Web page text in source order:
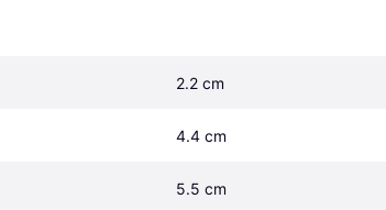
2.2 cm
4.4 cm
5.5 cm